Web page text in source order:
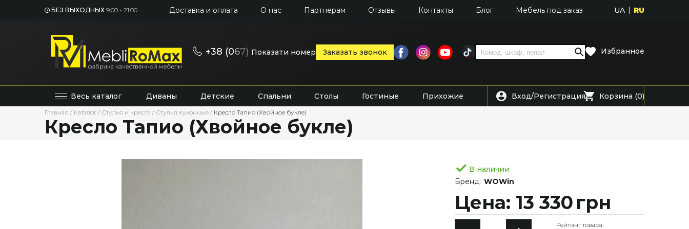
БЕЗ ВЫХОДНЫХ 9:00 - 21:00 Доставка и оплата О нас Партнерам Отзывы Контакты Блог Мебель под заказ UA RU
+38 (067) Показати номер Заказать звонок Избранное
Весь каталог Диваны Детские Спальни Столы Гостиные Прихожие Вход/Регистрация Корзина (0)
Главная / Каталог / Стулья и кресла / Стулья кухонные / Кресло Тапио (Хвойное букле)
Кресло Тапио (Хвойное букле)
В наличии
Бренд: WOWin
Цена: 13 330 грн
Рейтинг товара: